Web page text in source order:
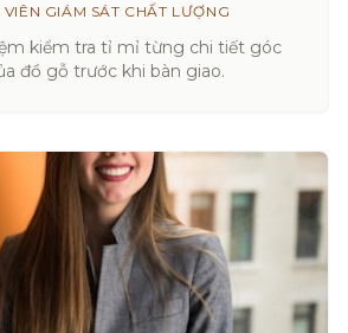
VIÊN GIÁM SÁT CHẤT LƯỢNG
kiểm tra tỉ mỉ từng chi tiết góc
đồ gỗ trước khi bàn giao.